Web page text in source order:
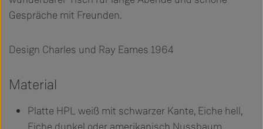
Gespräche mit Freunden.
Design Charles und Ray Eames 1964
Material
Platte HPL weiß mit schwarzer Kante, Eiche hell,